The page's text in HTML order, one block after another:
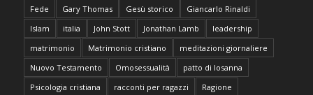
Fede
Gary Thomas Gesù storico
Giancarlo Rinaldi
Islam
italia John Stott Jonathan Lamb
leadership
matrimonio
Matrimonio cristiano
meditazioni giornaliere
Nuovo Testamento
Omosessualità
patto di losanna
Psicologia cristiana
racconti per ragazzi
Ragione